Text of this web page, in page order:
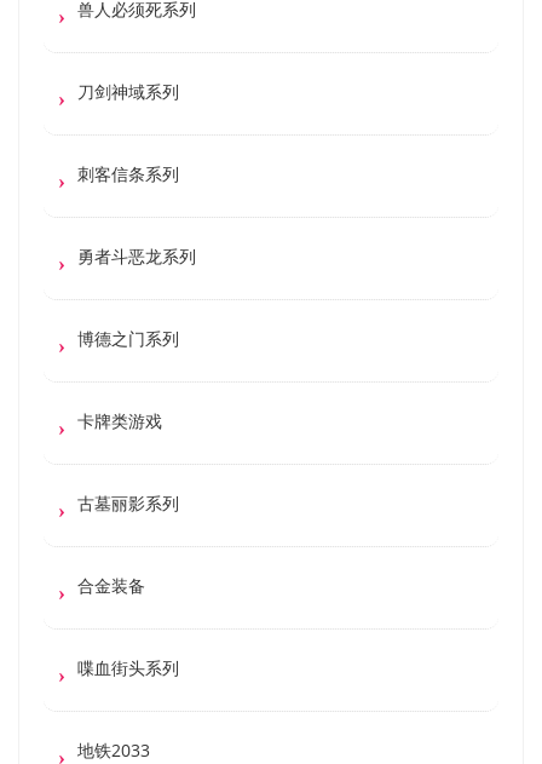
兽人必须死系列
刀剑神域系列
刺客信条系列
勇者斗恶龙系列
博德之门系列
卡牌类游戏
古墓丽影系列
合金装备
喋血街头系列
地铁2033